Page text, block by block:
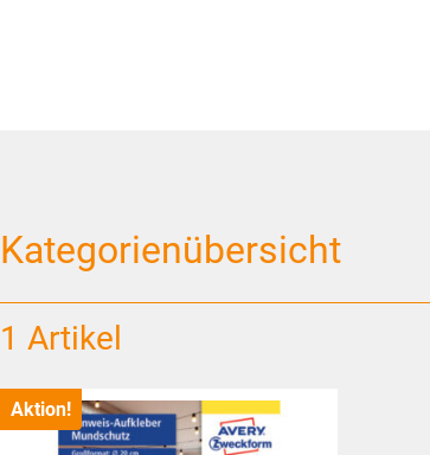
Kategorienübersicht
1 Artikel
Aktion!